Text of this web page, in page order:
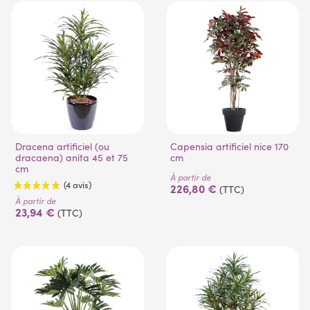
(1 avis) (1 avis)
Dracena artificiel (ou
dracaena) anita 45 et 75
cm
À partir de
23,94 € (TTC)
Capensia artificiel nice 170
cm
À partir de
226,80 € (TTC)